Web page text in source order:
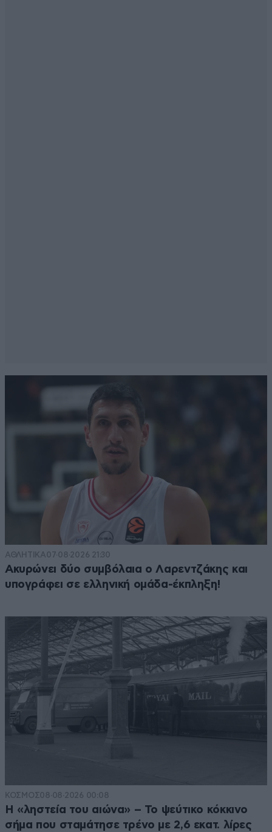
ΑΘΛΗΤΙΚΑ07·08·2026 21:30
Ακυρώνει δύο συμβόλαια ο Λαρεντζάκης και
υπογράφει σε ελληνική ομάδα-έκπληξη!
ΚΟΣΜΟΣ08·08·2026 00:08
Η «ληστεία του αιώνα» – Το ψεύτικο κόκκινο
σήμα που σταμάτησε τρένο με 2,6 εκατ. λίρες